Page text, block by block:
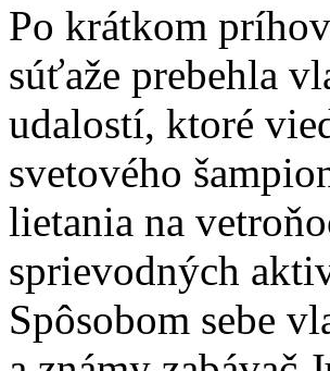
Po krátkom
súťaže prebehla
udalostí, ktoré
svetového
lietania na
sprievodných
Spôsobom sebe